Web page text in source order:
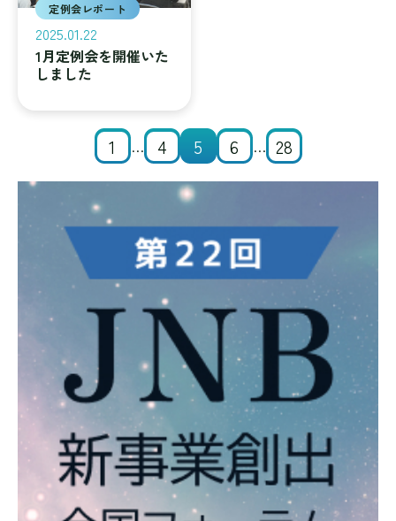
定例会レポート
2025.01.22
1月定例会を開催いた
しました
1 … 4 5 6 … 28